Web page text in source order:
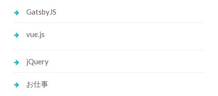
GatsbyJS
vue.js
jQuery
お仕事